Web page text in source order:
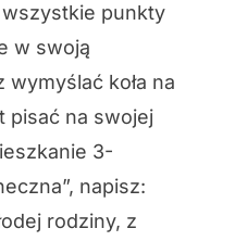
punkty
w swoją
koła na
pisać na swojej
3-
napisz:
rodziny, z